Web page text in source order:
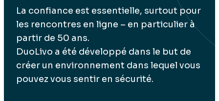
La confiance est essentielle, surtout pour
les rencontres en ligne – en particulier à
partir de 50 ans.
DuoLivo a été développé dans le but de
créer un environnement dans lequel vous
pouvez vous sentir en sécurité.